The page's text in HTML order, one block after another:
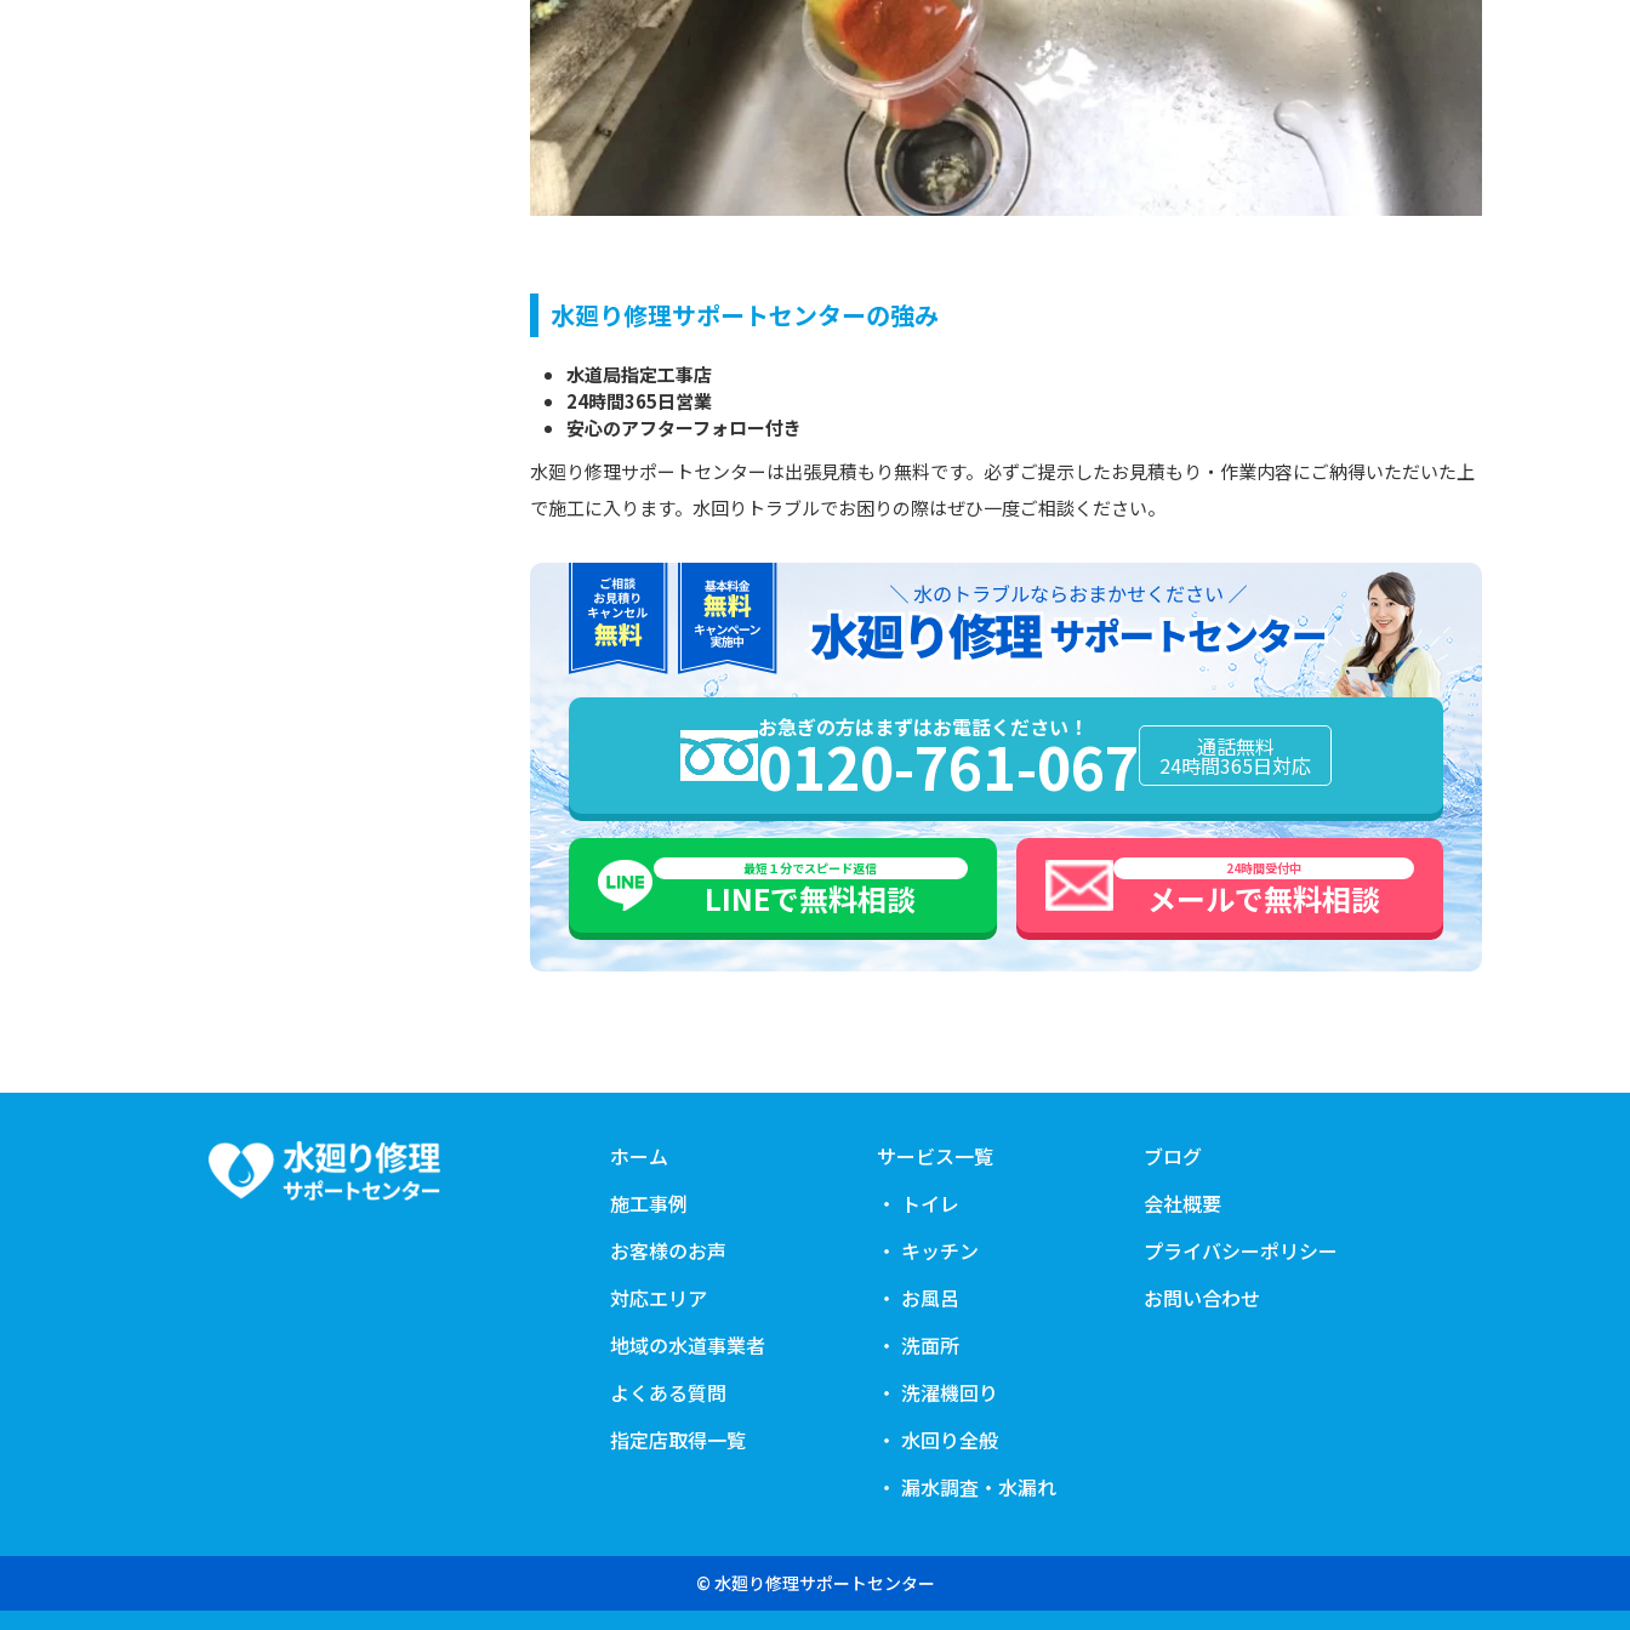
水廻り修理サポートセンターの強み
水道局指定工事店
24時間365日営業
安心のアフターフォロー付き
水廻り修理サポートセンターは出張見積もり無料です。必ずご提示したお見積もり・作業内容にご納得いただいた上
で施工に入ります。水回りトラブルでお困りの際はぜひ一度ご相談ください。
お急ぎの方はまずはお電話ください！
0120-761-067 通話無料
24時間365日対応
最短１分でスピード返信
LINEで無料相談
24時間受付中
メールで無料相談
ホーム
施工事例
お客様のお声
対応エリア
地域の水道事業者
よくある質問
指定店取得一覧
サービス一覧
トイレ
キッチン
お風呂
洗面所
洗濯機回り
水回り全般
漏水調査・水漏れ
ブログ
会社概要
プライバシーポリシー
お問い合わせ
© 水廻り修理サポートセンター